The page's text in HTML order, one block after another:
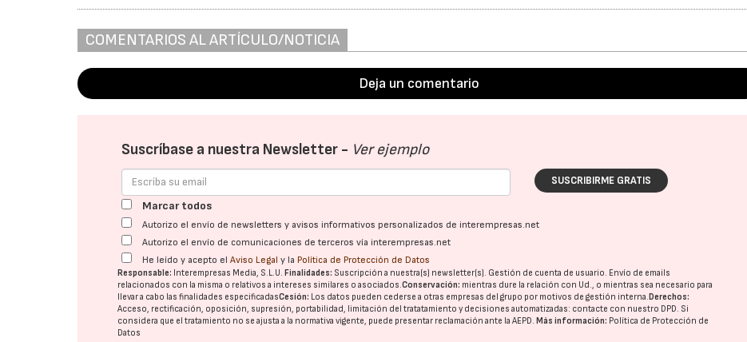
COMENTARIOS AL ARTÍCULO/NOTICIA
Deja un comentario
Suscríbase a nuestra Newsletter - Ver ejemplo
SUSCRIBIRME GRATIS
Marcar todos
Autorizo el envío de newsletters y avisos informativos personalizados de interempresas.net
Autorizo el envío de comunicaciones de terceros vía interempresas.net
He leído y acepto elAviso Legal y la Política de Protección de Datos
Responsable: Interempresas Media, S.L.U.Finalidades: Suscripción a nuestra(s) newsletter(s). Gestión de cuenta de usuario. Envío de emails
relacionados con la misma o relativos a intereses similares o asociados.Conservación: mientras dure la relación con Ud., o mientras sea necesario para
llevar a cabo las finalidades especificadasCesión: Los datos pueden cederse a otras empresas del grupo por motivos de gestión interna.Derechos:
Acceso, rectificación, oposición, supresión, portabilidad, limitación del tratatamiento y decisiones automatizadas: contacte con nuestro DPD. Si
considera que el tratamiento no se ajusta a la normativa vigente, puede presentar reclamación ante laAEPD.Más información: Política de Protección de
Datos
28/07/2026 30/07/2026